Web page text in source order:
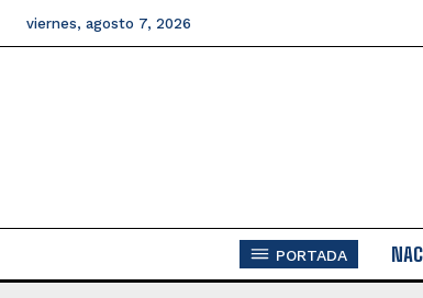
viernes, agosto 7, 2026
PORTADA